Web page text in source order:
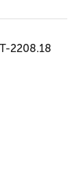
2208.18